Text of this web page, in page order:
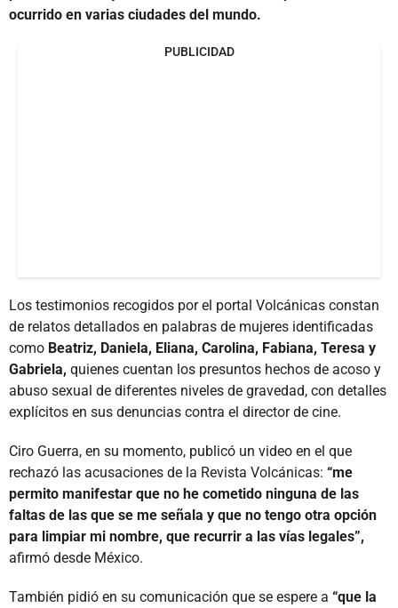
ocurrido en varias ciudades del mundo.
PUBLICIDAD
Los testimonios recogidos por el portal Volcánicas constan
de relatos detallados en palabras de mujeres identificadas
como Beatriz, Daniela, Eliana, Carolina, Fabiana, Teresa y
Gabriela, quienes cuentan los presuntos hechos de acoso y
abuso sexual de diferentes niveles de gravedad, con detalles
explícitos en sus denuncias contra el director de cine.
Ciro Guerra, en su momento, publicó un video en el que
rechazó las acusaciones de la Revista Volcánicas: “me
permito manifestar que no he cometido ninguna de las
faltas de las que se me señala y que no tengo otra opción
para limpiar mi nombre, que recurrir a las vías legales”,
afirmó desde México.
También pidió en su comunicación que se espere a “que la